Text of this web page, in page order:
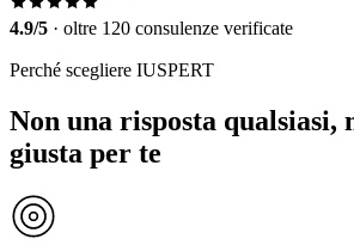
4.9/5 · oltre 120 consulenze verificate
Perché scegliere IUSPERT
Non una risposta qualsiasi,
giusta per te